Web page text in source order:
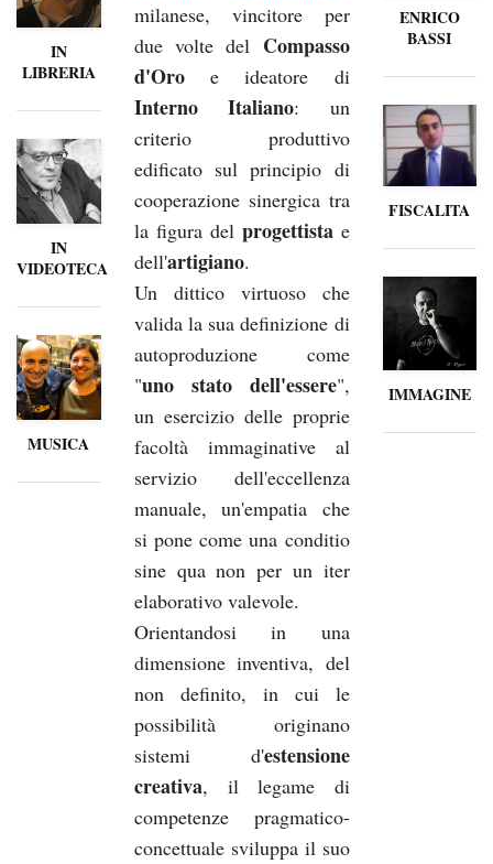
IN
LIBRERIA
IN
VIDEOTECA
MUSICA
milanese, vincitore per
due volte del Compasso
d'Oroe ideatore di
Interno Italiano: un
criterio produttivo
edificato sul principio di
cooperazione sinergica tra
la figura del progettistae
dell'artigiano.
Un dittico virtuoso che
valida la sua definizione di
autoproduzione come
"uno stato dell'essere",
un esercizio delle proprie
facoltà immaginative al
servizio dell'eccellenza
manuale, un'empatia che
si pone come una conditio
sine qua non per un iter
elaborativo valevole.
Orientandosi in una
dimensione inventiva, del
non definito, in cui le
possibilità originano
sistemi d'estensione
creativa, il legame di
competenze pragmatico-
concettuale sviluppa il suo
ENRICO
BASSI
FISCALITA
IMMAGINE